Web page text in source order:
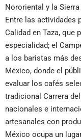
Nororiental y la Sierra
Entre las actividades
Calidad en Taza, que
especialidad; el
a los baristas más
México, donde el
evaluar los cafés
tradicional Carrera
nacionales e
artesanales con
México ocupa un